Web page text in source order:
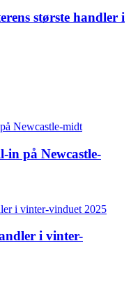
største handler i
in på Newcastle-
i vinter-